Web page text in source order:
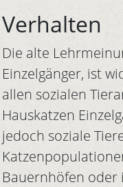
Verhalten
Die alte
Einzelgänger, ist
allen sozialen
Hauskatzen
jedoch soziale
Bauernhöfen oder